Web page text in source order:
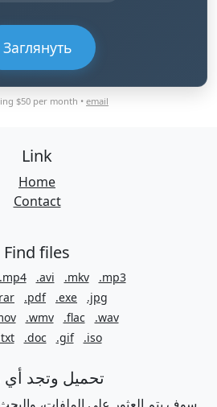
Заглянуть
$50 per month • email
Link
Home
Contact
Find files
.mp4 .avi .mkv
.mp3
.pdf .exe
.jpg
.wmv .flac
.wav
.doc .gif .iso
تحميل وتجد